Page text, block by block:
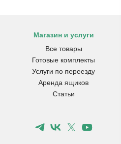
Магазин и услуги
Все товары
Готовые комплекты
Услуги по переезду
Аренда ящиков
Статьи